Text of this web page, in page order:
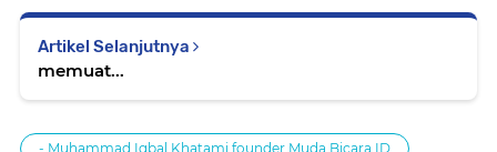
Artikel Selanjutnya
memuat...
- Muhammad Iqbal Khatami founder Muda Bicara ID